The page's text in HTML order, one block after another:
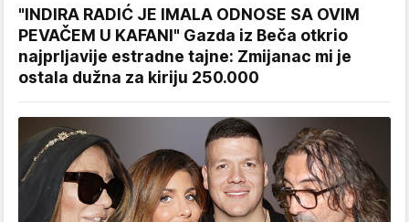
"INDIRA RADIĆ JE IMALA ODNOSE SA OVIM
PEVAČEM U KAFANI" Gazda iz Beča otkrio
najprljavije estradne tajne: Zmijanac mi je
ostala dužna za kiriju 250.000